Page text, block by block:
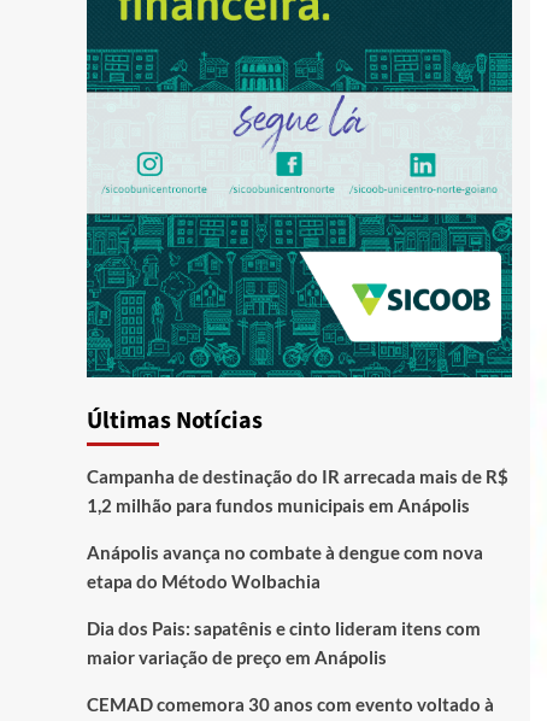
Últimas Notícias
Campanha de destinação do IR arrecada mais de R$
1,2 milhão para fundos municipais em Anápolis
Anápolis avança no combate à dengue com nova
etapa do Método Wolbachia
Dia dos Pais: sapatênis e cinto lideram itens com
maior variação de preço em Anápolis
CEMAD comemora 30 anos com evento voltado à